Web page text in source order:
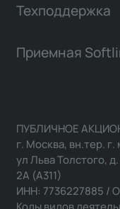
Техподдержка
Приемная
ПУБЛИЧНОЕ
г. Москва, вн.тер.
ул Льва Толстого,
2А (А311)
ИНН: 7736227885 /